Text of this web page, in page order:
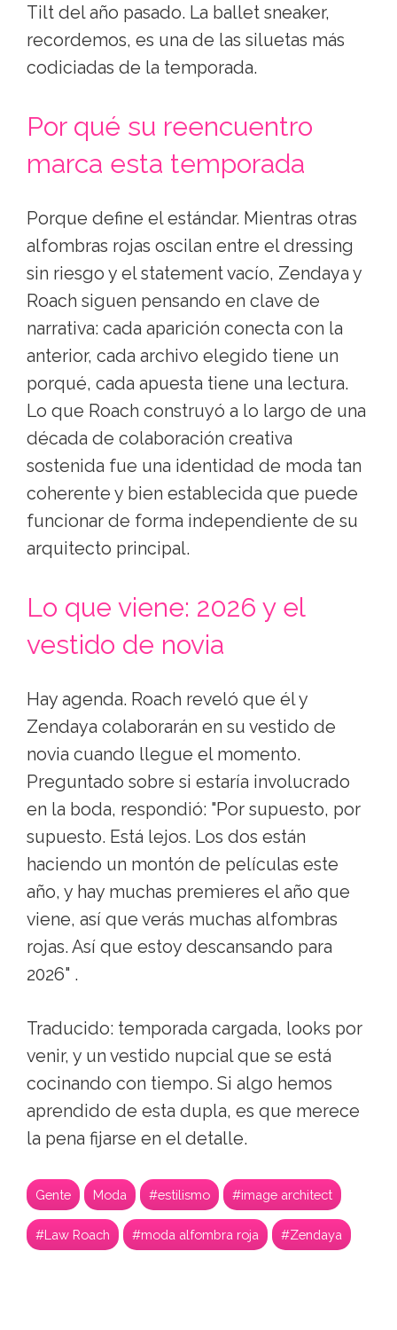
Tilt del año pasado. La ballet sneaker,
recordemos, es una de las siluetas más
codiciadas de la temporada.
Por qué su reencuentro
marca esta temporada
Porque define el estándar. Mientras otras
alfombras rojas oscilan entre el dressing
sin riesgo y el statement vacío, Zendaya y
Roach siguen pensando en clave de
narrativa: cada aparición conecta con la
anterior, cada archivo elegido tiene un
porqué, cada apuesta tiene una lectura.
Lo que Roach construyó a lo largo de una
década de colaboración creativa
sostenida fue una identidad de moda tan
coherente y bien establecida que puede
funcionar de forma independiente de su
arquitecto principal.
Lo que viene: 2026 y el
vestido de novia
Hay agenda. Roach reveló que él y
Zendaya colaborarán en su vestido de
novia cuando llegue el momento.
Preguntado sobre si estaría involucrado
en la boda, respondió: "Por supuesto, por
supuesto. Está lejos. Los dos están
haciendo un montón de películas este
año, y hay muchas premieres el año que
viene, así que verás muchas alfombras
rojas. Así que estoy descansando para
2026" .
Traducido: temporada cargada, looks por
venir, y un vestido nupcial que se está
cocinando con tiempo. Si algo hemos
aprendido de esta dupla, es que merece
la pena fijarse en el detalle.
Gente Moda #estilismo #image architect
#Law Roach #moda alfombra roja #Zendaya